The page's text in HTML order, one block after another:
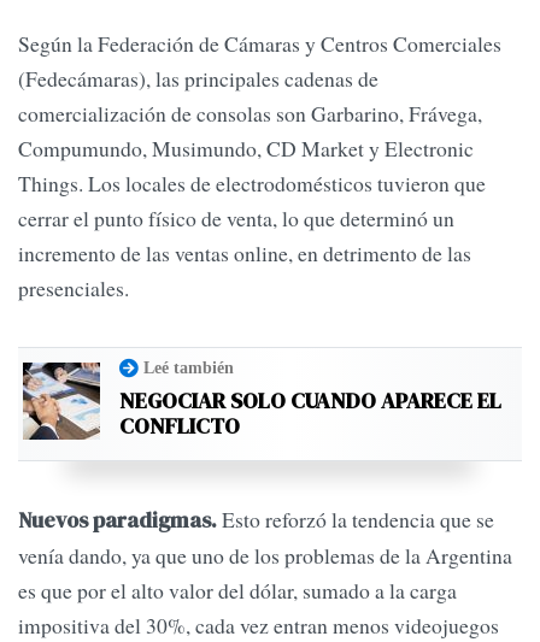
Según la Federación de Cámaras y Centros Comerciales
(Fedecámaras), las principales cadenas de
comercialización de consolas son Garbarino, Frávega,
Compumundo, Musimundo, CD Market y Electronic
Things. Los locales de electrodomésticos tuvieron que
cerrar el punto físico de venta, lo que determinó un
incremento de las ventas online, en detrimento de las
presenciales.
Leé también
NEGOCIAR SOLO CUANDO APARECE EL
CONFLICTO
Nuevos paradigmas.Esto reforzó la tendencia que se
venía dando, ya que uno de los problemas de la Argentina
es que por el alto valor del dólar, sumado a la carga
impositiva del 30%, cada vez entran menos videojuegos